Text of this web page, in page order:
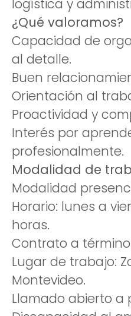
logística y
¿Qué valoramos?
Capacidad de
al detalle.
Buen
Orientación al
Proactividad y
Interés por
profesionalmente.
Modalidad de
Modalidad
Horario: lunes a
horas.
Contrato a
Lugar de trabajo:
Montevideo.
Llamado abierto a